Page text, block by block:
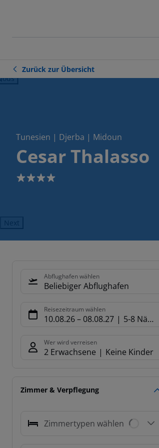
Zurück zur Übersicht
Tunesien | Djerba | Midoun
Cesar Thalasso
4
Next
Abflughafen wählen
Beliebiger Abflughafen
Reisezeitraum wählen
10.08.26– 08.08.27 5-8 Nächte
Wer wird verreisen
2 Erwachsene Keine Kinder
Zimmer & Verpflegung
Zimmertypen wählen